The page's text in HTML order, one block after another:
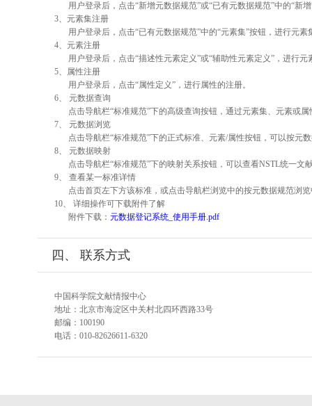
用户登录后，点击“新增元数据规范”或“已有元数据规范”中的“新
3、元素集注册
用户登录后，点击“已有元数据规范”中的“元素集”按钮，进行元素
4、元素注册
用户登录后，点击“描述性元素定义”或“辅助性元素定义”，进行元
5、属性注册
用户登录后，点击“属性定义”，进行属性的注册。
6、 元数据查询
点击导航栏“标准规范”下的高级查询按钮，通过元素集、元素或
7、 元数据浏览
点击导航栏“标准规范”下的正式标准、元素/属性按钮，可以按元
8、 元数据映射
点击导航栏“标准规范”下的映射关系按钮，可以查看NSTL统一文
9、 查看某一标准详情
点击首页左下方该标准，或点击导航栏浏览中的按元数据规范浏
10、 详细操作可下载附件了解
附件下载： 元数据登记系统_使用手册.pdf
四、 联系方式
中国科学院文献情报中心
地址：北京市海淀区中关村北四环西路33号
邮编：100190
电话：010-82626611-6320